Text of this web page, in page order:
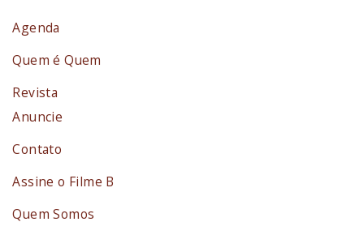
Agenda
Quem é Quem
Revista
Anuncie
Contato
Assine o Filme B
Quem Somos